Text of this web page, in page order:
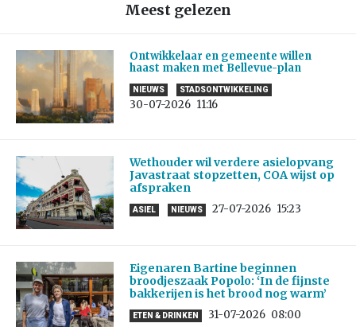
Meest gelezen
Ontwikkelaar en gemeente willen
haast maken met Bellevue-plan
NIEUWS STADSONTWIKKELING
30-07-2026 11:16
Wethouder wil verdere asielopvang
Javastraat stopzetten, COA wijst op
afspraken
ASIEL NIEUWS 27-07-2026 15:23
Eigenaren Bartine beginnen
broodjeszaak Popolo: ‘In de fijnste
bakkerijen is het brood nog warm’
ETEN & DRINKEN 31-07-2026 08:00